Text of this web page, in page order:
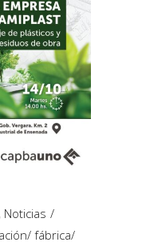
, Noticias
/ fábrica/